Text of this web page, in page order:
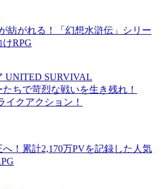
紡がれる！「幻想水滸伝」シリー
RPG
UNITED SURVIVAL
たちで苛烈な戦いを生き残れ！
イクアクション！
！累計2,170万PVを記録した人気